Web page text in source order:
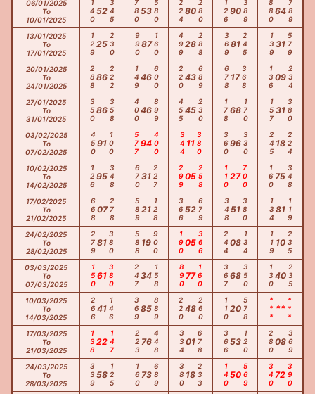
06/01/2025
To
10/01/2025
140 52 345 780 53 580 224 80 280 126 90389 880 64789
13/01/2025
To
17/01/2025
129 25 230 99087160 49928 288 36981245 139 31579
20/01/2025
To
24/01/2025
288 86 222 149 46 600 220 43 689 678 17368 136 09234
27/01/2025
To
31/01/2025
350 86 358 40046 899 455 45 230 178 68170 157 31380
03/02/2025
To
07/02/2025
450 91 100 577 94 400 344 11 380 36096330 245 18224
10/02/2025
To
14/02/2025
126 95 348 670 31 227 29905 258 110 27700 160 75 348
17/02/2025
To
21/02/2025
66807278 589 21 128 36652 679 348 51380 134 81119
24/02/2025
To
28/02/2025
279 81 380 588 19 900 19005 366 244 08134 119 10235
03/03/2025
To
07/03/2025
150 61 380 247 34 158 890 77160 36768350 130 40235
10/03/2025
To
14/03/2025
26641 146 36985 889 220 48 260 110 20578 *** *****
17/03/2025
To
21/03/2025
138 22 147 223 76448 334 01 678 36653120 280 08369
24/03/2025
To
28/03/2025
339 58 125 160 73689 380 18 233 140 50569 340 72 390